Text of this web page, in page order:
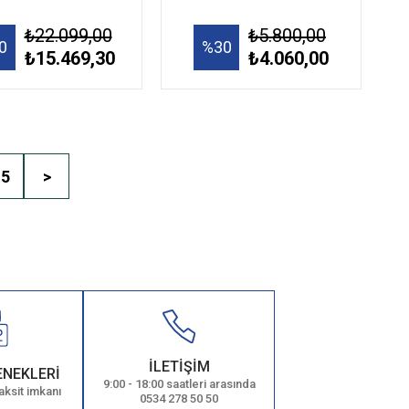
₺22.099,00
₺15.469,30
%30
₺5.800,00
₺4.060,00
>
imkanı
İLETİŞİM
9:00 - 18:00 saatleri arasında
0534 278 50 50